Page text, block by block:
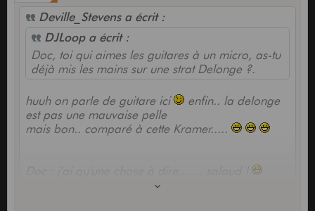
Deville_Stevens a écrit :
DJLoop a écrit :
Doc, toi qui aimes les guitares à un micro, as-tu
déjà mis les mains sur une strat Delonge ?.
huuh on parle de guitare ici
enfin.. la delonge
est pas une mauvaise pelle
mais bon.. comparé à cette Kramer.....